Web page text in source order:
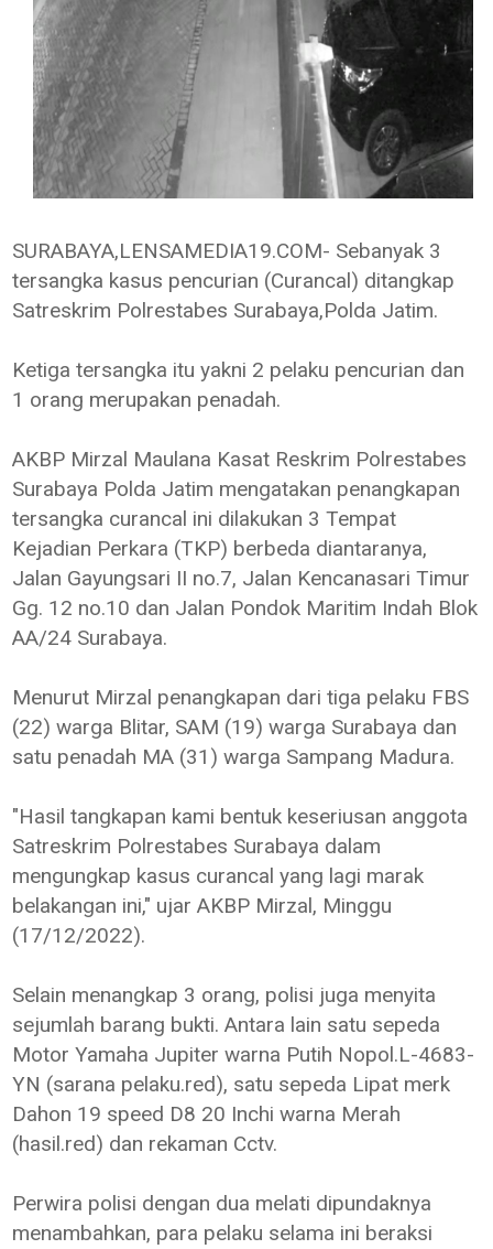
SURABAYA,LENSAMEDIA19.COM- Sebanyak 3
tersangka kasus pencurian (Curancal) ditangkap
Satreskrim Polrestabes Surabaya,Polda Jatim.
Ketiga tersangka itu yakni 2 pelaku pencurian dan
1 orang merupakan penadah.
AKBP Mirzal Maulana Kasat Reskrim Polrestabes
Surabaya Polda Jatim mengatakan penangkapan
tersangka curancal ini dilakukan 3 Tempat
Kejadian Perkara (TKP) berbeda diantaranya,
Jalan Gayungsari II no.7, Jalan Kencanasari Timur
Gg. 12 no.10 dan Jalan Pondok Maritim Indah Blok
AA/24 Surabaya.
Menurut Mirzal penangkapan dari tiga pelaku FBS
(22) warga Blitar, SAM (19) warga Surabaya dan
satu penadah MA (31) warga Sampang Madura.
"Hasil tangkapan kami bentuk keseriusan anggota
Satreskrim Polrestabes Surabaya dalam
mengungkap kasus curancal yang lagi marak
belakangan ini," ujar AKBP Mirzal, Minggu
(17/12/2022).
Selain menangkap 3 orang, polisi juga menyita
sejumlah barang bukti. Antara lain satu sepeda
Motor Yamaha Jupiter warna Putih Nopol.L-4683-
YN (sarana pelaku.red), satu sepeda Lipat merk
Dahon 19 speed D8 20 Inchi warna Merah
(hasil.red) dan rekaman Cctv.
Perwira polisi dengan dua melati dipundaknya
menambahkan, para pelaku selama ini beraksi